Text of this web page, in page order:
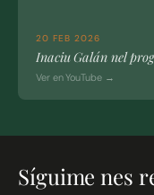
20 FEB 2026
Inaciu Galán nel
Ver en YouTube →
Síguime nes